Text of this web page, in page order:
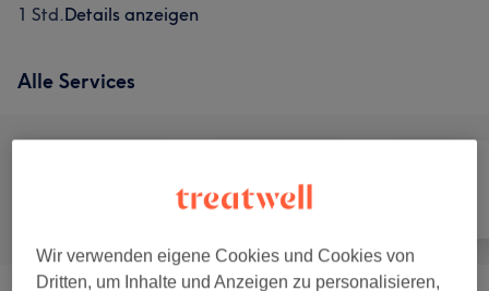
1 Std.Details anzeigen
Alle Services
Gesicht
Wir verwenden eigene Cookies und Cookies von
Dritten, um Inhalte und Anzeigen zu personalisieren,